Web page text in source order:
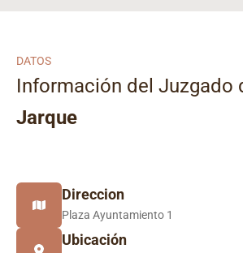
DATOS
Información del Juzgado
Jarque
Direccion
Plaza Ayuntamiento 1
Ubicación